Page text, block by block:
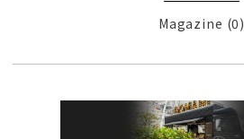
Magazine (0)